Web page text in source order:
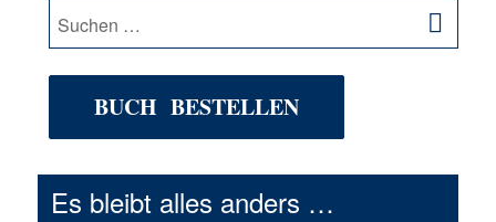
Suche
nach:
BUCH BESTELLEN
Es bleibt alles anders …